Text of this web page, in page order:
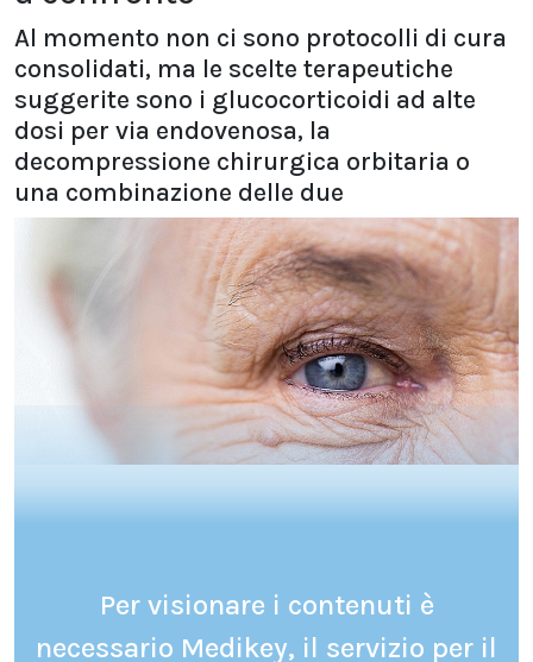
Al momento non ci sono protocolli di cura
consolidati, ma le scelte terapeutiche
suggerite sono i glucocorticoidi ad alte
dosi per via endovenosa, la
decompressione chirurgica orbitaria o
una combinazione delle due
Per visionare i contenuti è
necessario Medikey, il servizio per il